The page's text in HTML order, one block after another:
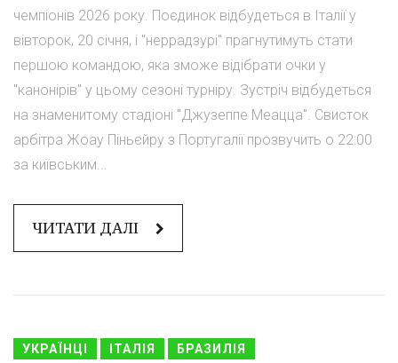
чемпіонів 2026 року. Поєдинок відбудеться в Італії у
вівторок, 20 січня, і "неррадзурі" прагнутимуть стати
першою командою, яка зможе відібрати очки у
"канонірів" у цьому сезоні турніру. Зустріч відбудеться
на знаменитому стадіоні "Джузеппе Меацца". Свисток
арбітра Жоау Піньєйру з Португалії прозвучить о 22:00
за київським...
ЧИТАТИ ДАЛІ
УКРАЇНЦІ ІТАЛІЯ БРАЗИЛІЯ